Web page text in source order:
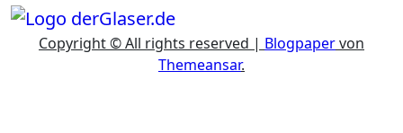
Copyright © All rights reserved | Blogpapervon
Themeansar.